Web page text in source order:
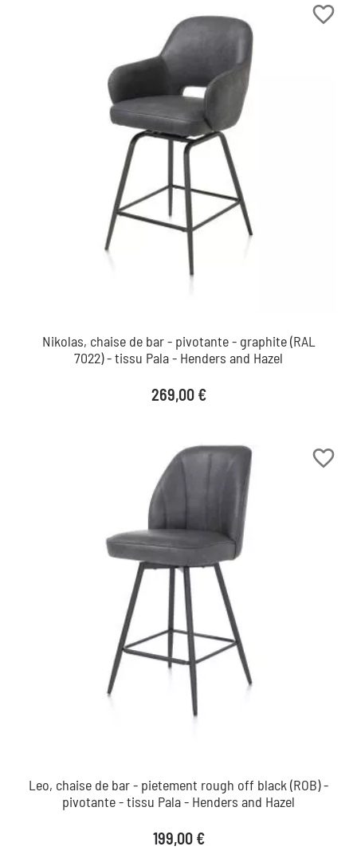
favorite_border
Nikolas, chaise de bar - pivotante - graphite (RAL
7022) - tissu Pala - Henders and Hazel
Prix
269,00 €
favorite_border
Leo, chaise de bar - pietement rough off black (ROB) -
pivotante - tissu Pala - Henders and Hazel
Prix
199,00 €